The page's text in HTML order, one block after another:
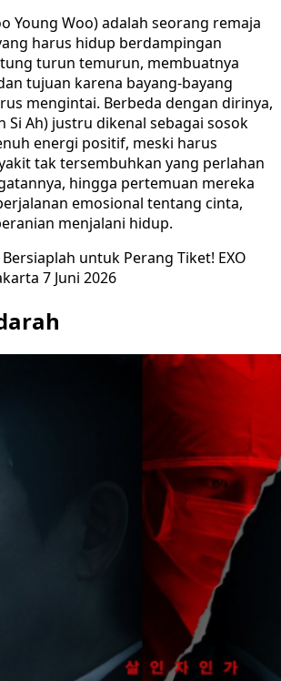
Young Woo) adalah seorang remaja
harus hidup berdampingan
turun temurun, membuatnya
tujuan karena bayang-bayang
mengintai. Berbeda dengan dirinya,
Si Ah) justru dikenal sebagai sosok
energi positif, meski harus
tak tersembuhkan yang perlahan
hingga pertemuan mereka
emosional tentang cinta,
menjalani hidup.
Bersiaplah untuk Perang Tiket! EXO
7 Juni 2026